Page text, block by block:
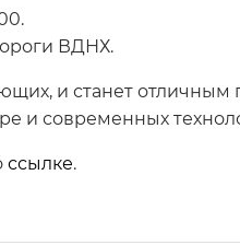
ВДНХ.
и станет
и современных
ссылке.